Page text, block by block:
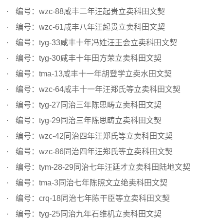
编号：wzc-88咸丰二年汪起贵立卖科田文契
编号：wzc-61咸丰八年汪起贵立卖科田文契
编号：tyg-33咸丰十年冯姓汪王会立卖科田文契
编号：tyg-30咸丰十年田方荣立卖科田文契
编号：tma-13咸丰十一年胡登学立卖水田文契
编号：wzc-64咸丰十一年汪郑氏等立卖科田文契
编号：tyg-27同治三年陈思畴立卖科田文契
编号：tyg-29同治三年陈思畴立卖科田文契
编号：wzc-42同治四年汪郑氏等立卖科田文契
编号：wzc-86同治四年汪郑氏等立卖科田文契
编号：tym-28-29同治七年汪廷才立卖科田陆地文契
编号：tma-3同治七年陈照文立绝卖科田文契
编号：crq-18同治七年陈干臣等立卖科田文契
编号：tyg-25同治九年石维机立卖科田文契